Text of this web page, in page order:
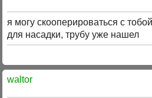
я могу скооперироваться с
для насадки, трубу уже нашел
waltor